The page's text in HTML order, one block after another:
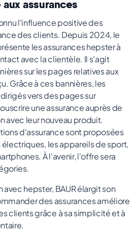
assurances
l'influence positive des
des clients. Depuis 2024, le
les assurances hepster à
avec la clientèle. Il s'agit
sur les pages relatives aux
Grâce à ces bannières, les
vers des pages sur
une assurance auprès de
avec leur nouveau produit.
d'assurance sont proposées
électriques, les appareils de sport,
À l'avenir, l'offre sera
hepster, BAUR élargit son
des assurances améliore
clients grâce à sa simplicité et à